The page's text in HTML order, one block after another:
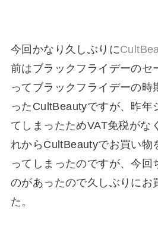
今回かなり久しぶりに
前はブラックフライデーのセ
ってブラックフライデーの時
ったCultBeautyですが、昨年
てしまったためVAT免税が
れからCultBeautyでお買い物
ってしまったのですが、今回
のがあったので久しぶりにお
た。